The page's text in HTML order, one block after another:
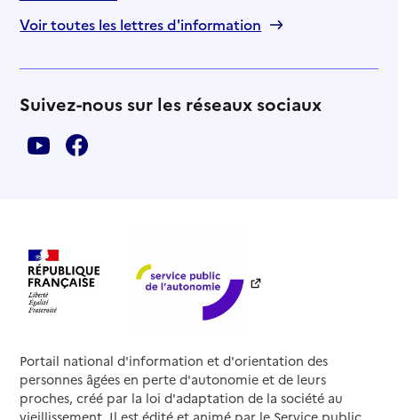
Voir toutes les lettres d'information
Suivez-nous sur les réseaux sociaux
Portail national d'information et d'orientation des
personnes âgées en perte d'autonomie et de leurs
proches, créé par la loi d'adaptation de la société au
vieillissement. Il est édité et animé par le Service public